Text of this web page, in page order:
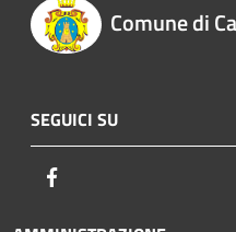
Comune di
SEGUICI SU